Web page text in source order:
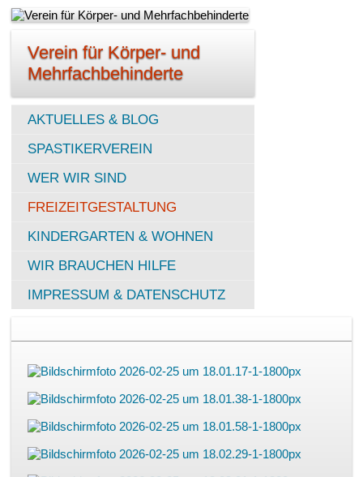
Verein für Körper- und
Mehrfachbehinderte
AKTUELLES & BLOG
SPASTIKERVEREIN
WER WIR SIND
FREIZEITGESTALTUNG
KINDERGARTEN & WOHNEN
WIR BRAUCHEN HILFE
IMPRESSUM & DATENSCHUTZ